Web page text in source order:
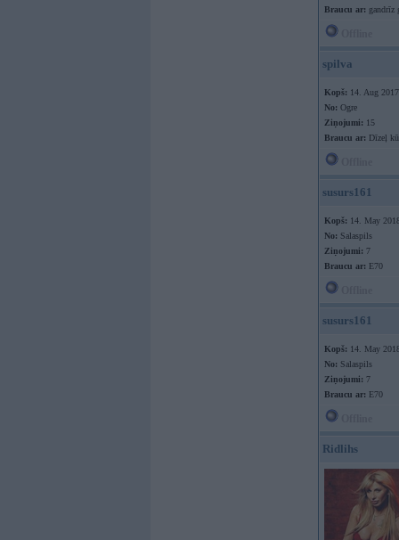
Braucu ar: gandrīz
spilva
Kopš: 14. Aug 2017
No: Ogre
Ziņojumi: 15
Braucu ar: Dīzeļ
susurs161
Kopš: 14. May
No: Salaspils
Ziņojumi: 7
Braucu ar: E70
susurs161
Kopš: 14. May
No: Salaspils
Ziņojumi: 7
Braucu ar: E70
Ridlihs